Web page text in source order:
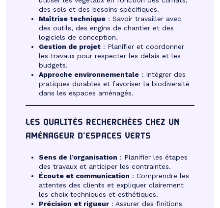
des sols et des besoins spécifiques.
Maîtrise technique : Savoir travailler avec
des outils, des engins de chantier et des
logiciels de conception.
Gestion de projet : Planifier et coordonner
les travaux pour respecter les délais et les
budgets.
Approche environnementale : Intégrer des
pratiques durables et favoriser la biodiversité
dans les espaces aménagés.
LES QUALITÉS RECHERCHÉES CHEZ UN
AMÉNAGEUR D’ESPACES VERTS
Sens de l’organisation : Planifier les étapes
des travaux et anticiper les contraintes.
Écoute et communication : Comprendre les
attentes des clients et expliquer clairement
les choix techniques et esthétiques.
Précision et rigueur : Assurer des finitions